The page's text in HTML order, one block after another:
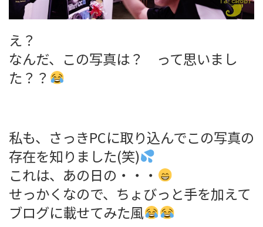
え？
なんだ、この写真は？ って思いまし
た？？
私も、さっきPCに取り込んでこの写真の
存在を知りました(笑)
これは、あの日の・・・
せっかくなので、ちょびっと手を加えて
ブログに載せてみた風